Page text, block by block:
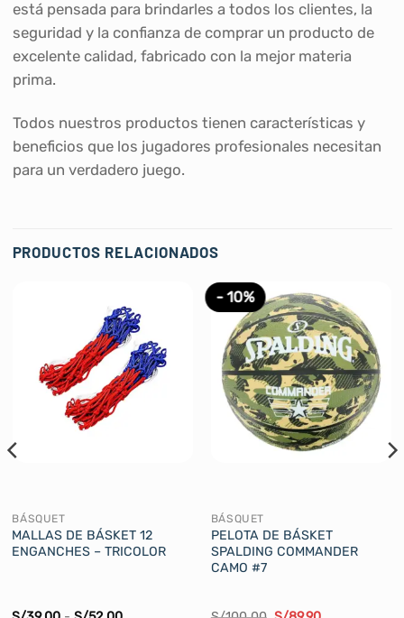
está pensada para brindarles a todos los clientes, la
seguridad y la confianza de comprar un producto de
excelente calidad, fabricado con la mejor materia
prima.
Todos nuestros productos tienen características y
beneficios que los jugadores profesionales necesitan
para un verdadero juego.
PRODUCTOS RELACIONADOS
BÁSQUET
MALLAS DE BÁSKET 12
ENGANCHES – TRICOLOR
- 10%
BÁSQUET
PELOTA DE BÁSKET
SPALDING COMMANDER
CAMO #7